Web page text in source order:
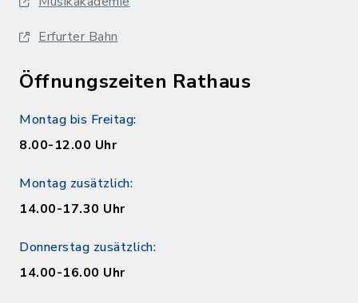
Erfurter Bahn
Öffnungszeiten Rathaus
Montag bis Freitag:
8.00-12.00 Uhr
Montag zusätzlich:
14.00-17.30 Uhr
Donnerstag zusätzlich:
14.00-16.00 Uhr